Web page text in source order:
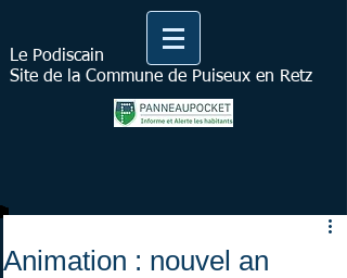
Le Podiscain
Site de la Commune de Puiseux en Retz
Animation : nouvel an